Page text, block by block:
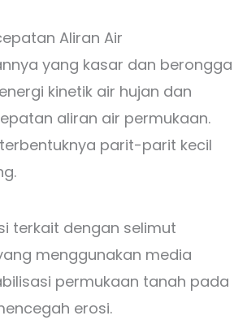
Aliran Air
yang kasar dan berongga
kinetik air hujan dan
aliran air permukaan.
parit-parit kecil
terkait dengan selimut
menggunakan media
permukaan tanah pada
erosi.